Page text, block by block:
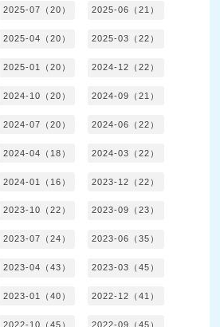
2025-07（20） 2025-06（21）
2025-04（20） 2025-03（22）
2025-01（20） 2024-12（22）
2024-10（20） 2024-09（21）
2024-07（20） 2024-06（22）
2024-04（18） 2024-03（22）
2024-01（16） 2023-12（22）
2023-10（22） 2023-09（23）
2023-07（24） 2023-06（35）
2023-04（43） 2023-03（45）
2023-01（40） 2022-12（41）
2022-10（45） 2022-09（45）